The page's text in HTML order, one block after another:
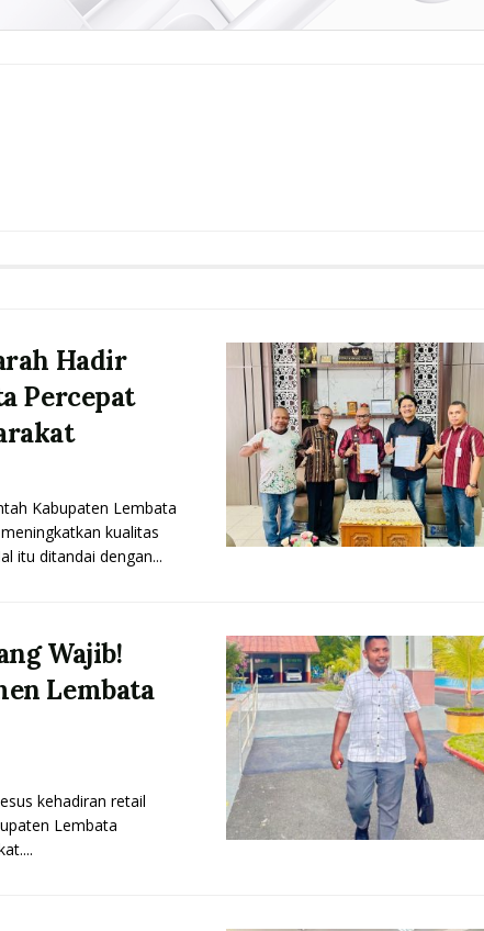
Hadir
Percepat
Kabupaten Lembata
kualitas
itu ditandai dengan...
Wajib!
Lembata
kehadiran retail
Lembata